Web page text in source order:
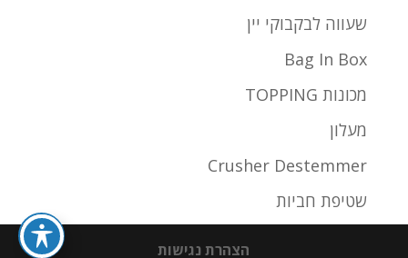
שעווה לבקבוקי יין
Bag In Box
מכונות TOPPING
מעלון
Crusher Destemmer
שטיפת חביות
הצהרת נגישות